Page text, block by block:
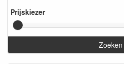
Prijskiezer
Zoeken